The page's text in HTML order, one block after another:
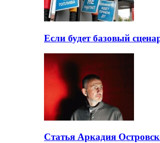
Если будет базовый
Статья Аркадия